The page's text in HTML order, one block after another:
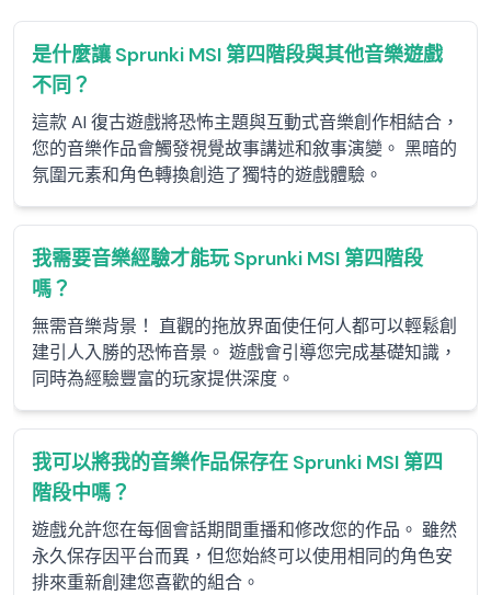
是什麼讓 Sprunki MSI 第四階段與其他音樂遊戲
不同？
這款 AI 復古遊戲將恐怖主題與互動式音樂創作相結合，
您的音樂作品會觸發視覺故事講述和敘事演變。 黑暗的
氛圍元素和角色轉換創造了獨特的遊戲體驗。
我需要音樂經驗才能玩 Sprunki MSI 第四階段
嗎？
無需音樂背景！ 直觀的拖放界面使任何人都可以輕鬆創
建引人入勝的恐怖音景。 遊戲會引導您完成基礎知識，
同時為經驗豐富的玩家提供深度。
我可以將我的音樂作品保存在 Sprunki MSI 第四
階段中嗎？
遊戲允許您在每個會話期間重播和修改您的作品。 雖然
永久保存因平台而異，但您始終可以使用相同的角色安
排來重新創建您喜歡的組合。